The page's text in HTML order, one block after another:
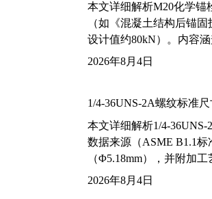
本文详细解析M20化学锚
（如《混凝土结构后锚
设计值约80kN）。内容
2026年8月4日
1/4-36UNS-2A螺纹标准
本文详细解析1/4-
数据来源（ASME B1.1
（Φ5.18mm），并附加
2026年8月4日